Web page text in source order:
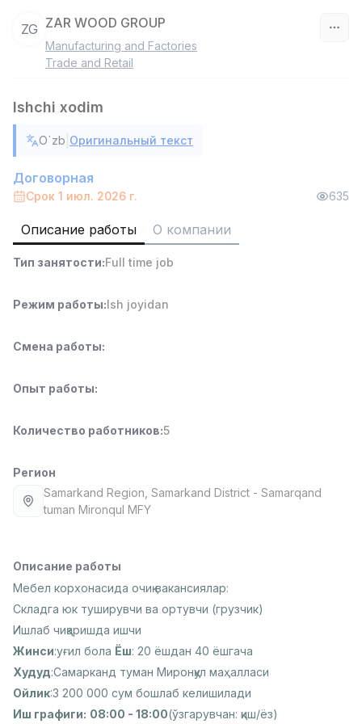
Узбекистан
Продавец-консультант
Full time job
Агент по продажам
7,000,000 - 15,000,000 sum/
VITAREX
3,000,000 - 8,000,000 sum
2,600,000 - 5,000,000 sum
Full time job
Фармацевт
Full time job
Ish joyidan
Агент по продажам
Договорная
LION_ESTATE
Full time job
Ish joyidan
Преподаватель IELTS
3,000,000 - 10,000,000 sum/
ZG ZAR WOOD GROUP
Manufacturing and Factories
Trade and Retail
Ishchi xodim
O`zb Оригинальный текст
Договорная
Срок 1 июл. 2026 г. 635
Описание работы О компании
Тип занятости:Full time job
Режим работы:Ish joyidan
Смена работы:
Опыт работы:
Количество работников:5
Регион
Samarkand Region , Samarkand District - Samarqand
tuman Mironqul MFY
Описание работы
Мебел корхонасида очиқ вакансиялар:
Складга юк туширувчи ва ортувчи (грузчик)
Ишлаб чиқаришда ишчи
Жинси:уғил бола Ёш: 20 ёшдан 40 ёшгача
Худуд:Самарканд туман Миронқул маҳалласи
Ойлик:3 200 000 сум бошлаб келишилади
Иш графиги: 08:00 - 18:00(ўзгарувчан: қиш/ёз)
Категории Компании